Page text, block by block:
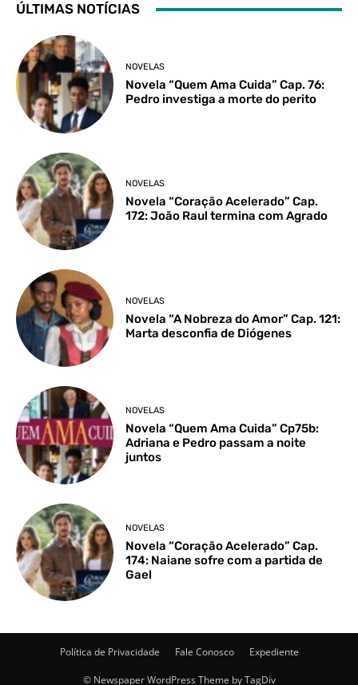
ÚLTIMAS NOTÍCIAS
NOVELAS
Novela “Quem Ama Cuida” Cap. 76:
Pedro investiga a morte do perito
NOVELAS
Novela “Coração Acelerado” Cap.
172: João Raul termina com Agrado
NOVELAS
Novela “A Nobreza do Amor” Cap. 121:
Marta desconfia de Diógenes
NOVELAS
Novela “Quem Ama Cuida” Cp75b:
Adriana e Pedro passam a noite
juntos
NOVELAS
Novela “Coração Acelerado” Cap.
174: Naiane sofre com a partida de
Gael
Política de Privacidade Fale Conosco Expediente
© Newspaper WordPress Theme by TagDiv